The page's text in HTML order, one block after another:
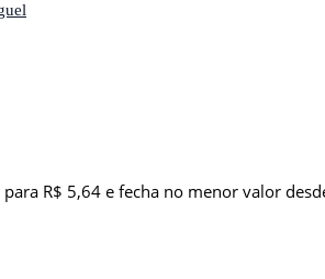
para R$ 5,64 e fecha no menor valor